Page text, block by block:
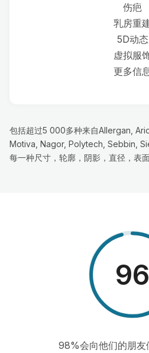
伤疤
乳房重
5D动态
虚拟服
更多信
包括超过5 000多种来自Allergan,
Motiva, Nagor, Polytech, Sebbin,
每一种尺寸，轮廓，阴影，直径，表面
98
98%会向他们的朋友